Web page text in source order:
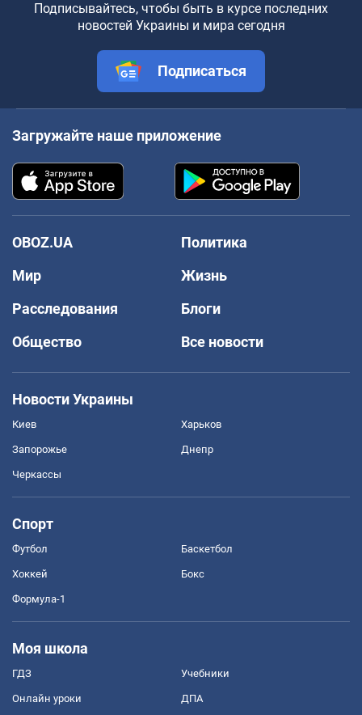
Подписывайтесь, чтобы быть в курсе последних
новостей Украины и мира сегодня
Подписаться
Загружайте наше приложение
OBOZ.UA
Политика
Мир
Жизнь
Расследования
Блоги
Общество
Все новости
Новости Украины
Киев Харьков
Запорожье Днепр
Черкассы
Спорт
Футбол Баскетбол
Хоккей Бокс
Формула-1
Моя школа
ГДЗ Учебники
Онлайн уроки ДПА